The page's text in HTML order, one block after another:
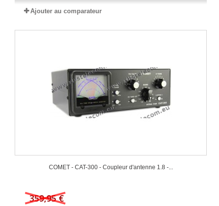
Ajouter au comparateur
COMET - CAT-300 - Coupleur d'antenne 1.8 -...
359,95 €